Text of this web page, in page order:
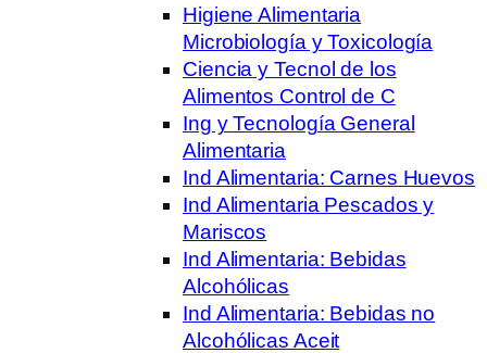
Higiene Alimentaria
Microbiología y Toxicología
Ciencia y Tecnol de los
Alimentos Control de C
Ing y Tecnología General
Alimentaria
Ind Alimentaria: Carnes Huevos
Ind Alimentaria Pescados y
Mariscos
Ind Alimentaria: Bebidas
Alcohólicas
Ind Alimentaria: Bebidas no
Alcohólicas Aceit